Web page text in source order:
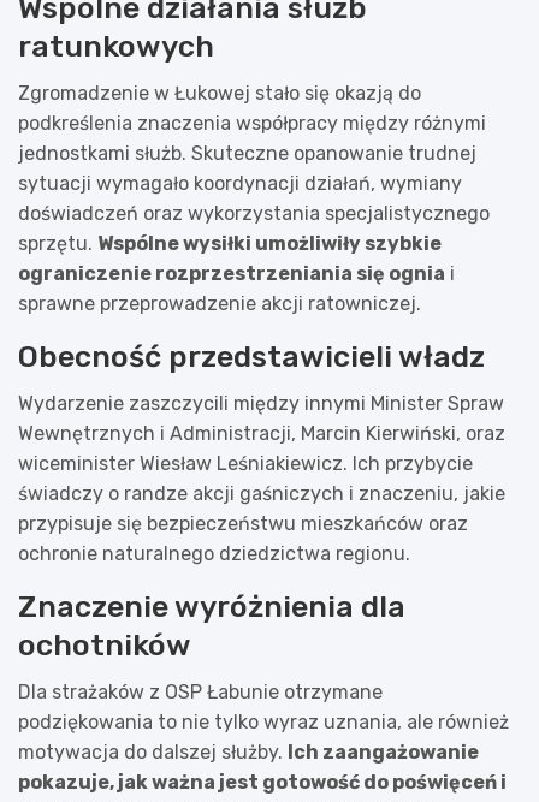
Wspólne działania służb
ratunkowych
Zgromadzenie w Łukowej stało się okazją do
podkreślenia znaczenia współpracy między różnymi
jednostkami służb. Skuteczne opanowanie trudnej
sytuacji wymagało koordynacji działań, wymiany
doświadczeń oraz wykorzystania specjalistycznego
sprzętu. Wspólne wysiłki umożliwiły szybkie
ograniczenie rozprzestrzeniania się ognia i
sprawne przeprowadzenie akcji ratowniczej.
Obecność przedstawicieli władz
Wydarzenie zaszczycili między innymi Minister Spraw
Wewnętrznych i Administracji, Marcin Kierwiński, oraz
wiceminister Wiesław Leśniakiewicz. Ich przybycie
świadczy o randze akcji gaśniczych i znaczeniu, jakie
przypisuje się bezpieczeństwu mieszkańców oraz
ochronie naturalnego dziedzictwa regionu.
Znaczenie wyróżnienia dla
ochotników
Dla strażaków z OSP Łabunie otrzymane
podziękowania to nie tylko wyraz uznania, ale również
motywacja do dalszej służby. Ich zaangażowanie
pokazuje, jak ważna jest gotowość do poświęceń i